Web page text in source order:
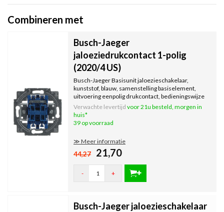
Combineren met
Busch-Jaeger
jaloeziedrukcontact 1-polig
(2020/4 US)
Busch-Jaeger Basisunit jaloezieschakelaar,
kunststof, blauw, samenstelling basiselement,
uitvoering eenpolig drukcontact, bedieningswijze
wip, 2 toetsen,...
Verwachte levertijd voor 21u besteld, morgen in
huis*
39 op voorraad
≫ Meer informatie
44,27 21,70
- +
Busch-Jaeger jaloezieschakelaar